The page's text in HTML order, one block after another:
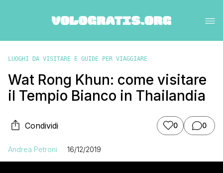
LUOGHI DA VISITARE E GUIDE PER VIAGGIARE
Wat Rong Khun: come visitare
il Tempio Bianco in Thailandia
Condividi 0 0
Andrea Petroni 16/12/2019